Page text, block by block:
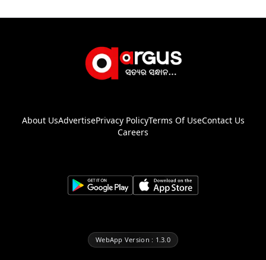
About UsAdvertisePrivacy PolicyTerms Of UseContact Us
Careers
WebApp Version : 1.3.0